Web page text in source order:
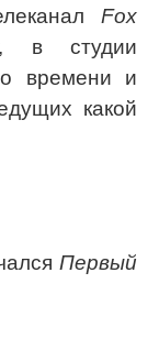
Fox
в студии
времени и
какой
Первый